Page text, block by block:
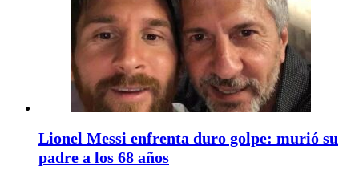
Lionel Messi enfrenta duro golpe: murió su
padre a los 68 años